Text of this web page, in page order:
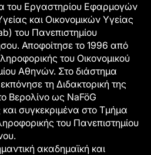
του Εργαστηρίου Εφαρμογών
και Οικονομικών Υγείας
) του Πανεπιστημίου
Αποφοίτησε το 1996 από
του Οικονομικού
Αθηνών. Στο διάστημα
τη Διδακτορική της
Βερολίνο ως NaFöG
και συγκεκριμένα στο Τμήμα
του Πανεπιστημίου
ακαδημαϊκή και